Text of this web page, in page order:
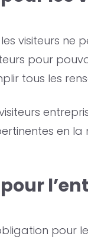
visiteurs ne
pour
tous les
visiteurs
en la
pour